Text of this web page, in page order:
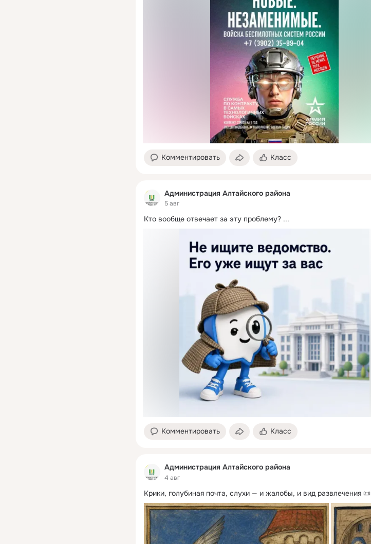
Комментировать Класс
Администрация Алтайского района
5 авг
Кто вообще отвечает за эту проблему? ...
Комментировать Класс
Администрация Алтайского района
4 авг
Крики, голубиная почта, слухи — и жалобы, и вид развлечения 📜